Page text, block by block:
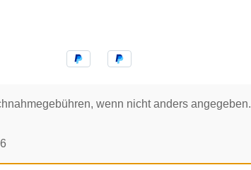
wenn nicht anders angegeben.